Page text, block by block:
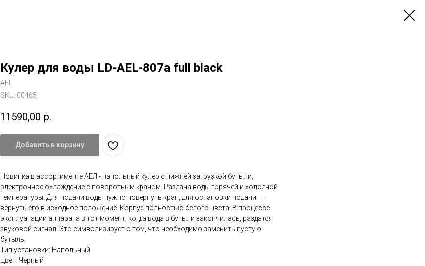
Кулер для воды LD-AEL-807a full black
AEL
SKU: 00465
11590,00 р.
Добавить в корзину
Новинка в ассортименте АЕЛ - напольный кулер с нижней загрузкой бутыли,
электронное охлаждение с поворотным краном. Раздача воды горячей и холодной
температуры. Для подачи воды нужно повернуть кран, для остановки подачи —
вернуть его в исходное положение. Корпус полностью белого цвета. В процессе
эксплуатации аппарата в тот момент, когда вода в бутыли закончилась, раздатся
звуковой сигнал. Это символизирует о том, что необходимо заменить пустую
бутыль.
Тип установки: Напольный
Цвет: Черный